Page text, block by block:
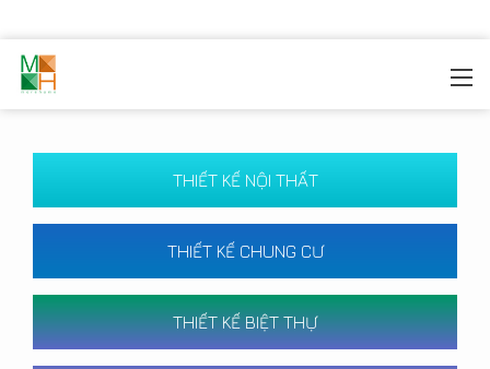
THIẾT KẾ NỘI THẤT
THIẾT KẾ CHUNG CƯ
THIẾT KẾ BIỆT THỰ